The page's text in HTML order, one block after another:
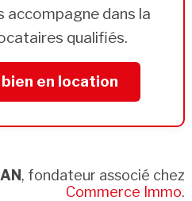
accompagne dans la
qualifiés.
en location
, fondateur associé chez
Commerce Immo.